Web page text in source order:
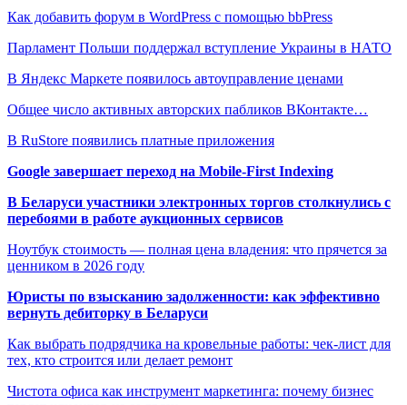
Как добавить форум в WordPress с помощью bbPress
Парламент Польши поддержал вступление Украины в НАТО
В Яндекс Маркете появилось автоуправление ценами
Общее число активных авторских пабликов ВКонтакте…
В RuStore появились платные приложения
Google завершает переход на Mobile-First Indexing
В Беларуси участники электронных торгов столкнулись с
перебоями в работе аукционных сервисов
Ноутбук стоимость — полная цена владения: что прячется за
ценником в 2026 году
Юристы по взысканию задолженности: как эффективно
вернуть дебиторку в Беларуси
Как выбрать подрядчика на кровельные работы: чек-лист для
тех, кто строится или делает ремонт
Чистота офиса как инструмент маркетинга: почему бизнес